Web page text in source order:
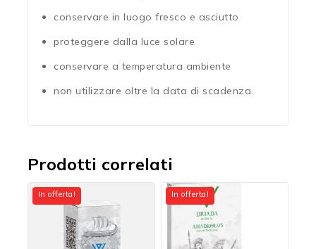
conservare in luogo fresco e asciutto
proteggere dalla luce solare
conservare a temperatura ambiente
non utilizzare oltre la data di scadenza
Prodotti correlati
In offerta! In offerta!